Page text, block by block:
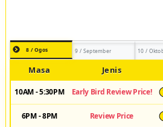
8 / Ogos 9 / September 10 /
Masa Jenis
10AM - 5:30PM Early Bird Review Price!
6PM - 8PM Review Price